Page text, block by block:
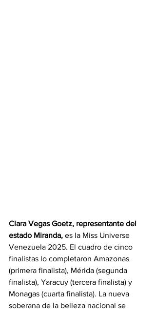
Clara Vegas Goetz, representante del
estado Miranda, es la Miss Universe
Venezuela 2025. El cuadro de cinco
finalistas lo completaron Amazonas
(primera finalista), Mérida (segunda
finalista), Yaracuy (tercera finalista) y
Monagas (cuarta finalista). La nueva
soberana de la belleza nacional se